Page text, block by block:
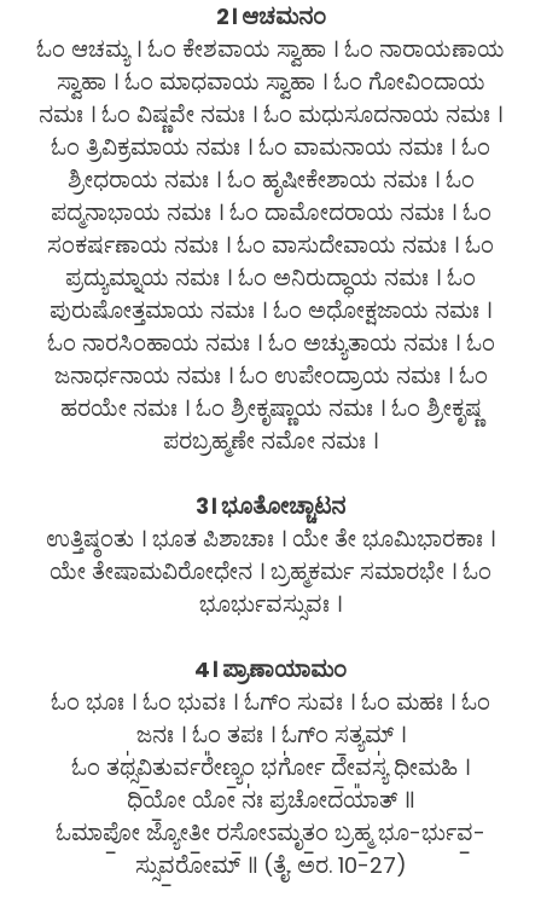
2। ಆಚಮನಂ
ಓಂ ಆಚಮ್ಯ । ಓಂ ಕೇಶವಾಯ ಸ್ವಾಹಾ । ಓಂ ನಾರಾಯಣಾಯ
ಸ್ವಾಹಾ । ಓಂ ಮಾಧವಾಯ ಸ್ವಾಹಾ । ಓಂ ಗೋವಿಂದಾಯ
ನಮಃ । ಓಂ ವಿಷ್ಣವೇ ನಮಃ । ಓಂ ಮಧುಸೂದನಾಯ ನಮಃ ।
ಓಂ ತ್ರಿವಿಕ್ರಮಾಯ ನಮಃ । ಓಂ ವಾಮನಾಯ ನಮಃ । ಓಂ
ಶ್ರೀಧರಾಯ ನಮಃ । ಓಂ ಹೃಷೀಕೇಶಾಯ ನಮಃ । ಓಂ
ಪದ್ಮನಾಭಾಯ ನಮಃ । ಓಂ ದಾಮೋದರಾಯ ನಮಃ । ಓಂ
ಸಂಕರ್ಷಣಾಯ ನಮಃ । ಓಂ ವಾಸುದೇವಾಯ ನಮಃ । ಓಂ
ಪ್ರದ್ಯುಮ್ನಾಯ ನಮಃ । ಓಂ ಅನಿರುದ್ಧಾಯ ನಮಃ । ಓಂ
ಪುರುಷೋತ್ತಮಾಯ ನಮಃ । ಓಂ ಅಧೋಕ್ಷಜಾಯ ನಮಃ ।
ಓಂ ನಾರಸಿಂಹಾಯ ನಮಃ । ಓಂ ಅಚ್ಯುತಾಯ ನಮಃ । ಓಂ
ಜನಾರ್ಧನಾಯ ನಮಃ । ಓಂ ಉಪೇಂದ್ರಾಯ ನಮಃ । ಓಂ
ಹರಯೇ ನಮಃ । ಓಂ ಶ್ರೀಕೃಷ್ಣಾಯ ನಮಃ । ಓಂ ಶ್ರೀಕೃಷ್ಣ
ಪರಬ್ರಹ್ಮಣೇ ನಮೋ ನಮಃ ।
3। ಭೂತೋಚ್ಚಾಟನ
ಉತ್ತಿಷ್ಠಂತು । ಭೂತ ಪಿಶಾಚಾಃ । ಯೇ ತೇ ಭೂಮಿಭಾರಕಾಃ ।
ಯೇ ತೇಷಾಮವಿರೋಧೇನ । ಬ್ರಹ್ಮಕರ್ಮ ಸಮಾರಭೇ । ಓಂ
ಭೂರ್ಭುವಸ್ಸುವಃ ।
4। ಪ್ರಾಣಾಯಾಮಂ
ಓಂ ಭೂಃ । ಓಂ ಭುವಃ । ಓಗ್ಂ ಸುವಃ । ಓಂ ಮಹಃ । ಓಂ
ಜನಃ । ಓಂ ತಪಃ । ಓಗ್ಂ ಸ॒ತ್ಯಮ್ ।
ಓಂ ತಥ್ಸ॑ವಿ॒ತುರ್ವರೇ᳚ಣ್ಯಂ॒ ಭರ್ಗೋ॑ ದೇ॒ವಸ್ಯ॑ ಧೀಮಹಿ ।
ಧಿಯೋ॒ ಯೋ ನಃ॑ ಪ್ರಚೋದಯಾ᳚ತ್ ॥
ಓಮಾಪೋ॒ ಜ್ಯೋತೀ॒ ರಸೋ॒ಽಮೃತಂ॒ ಬ್ರಹ್ಮ॒ ಭೂ-ರ್ಭುವ॒-
ಸ್ಸುವ॒ರೋಮ್ ॥ (ತೈ. ಅರ. 10-27)